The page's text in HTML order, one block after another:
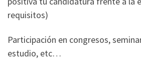
requisitos)
Participación en congresos,
estudio, etc…